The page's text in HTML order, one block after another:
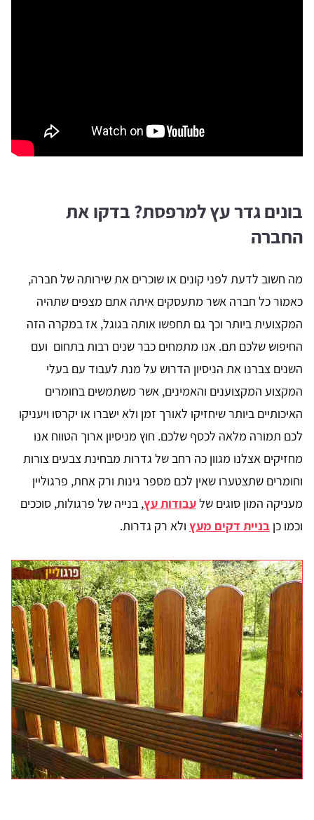
בונים גדר עץ למרפסת? בדקו את
החברה
מה חשוב לדעת לפני קונים או שוכרים את שירותה של חברה,
כאמור כל חברה אשר מתעסקים איתה אתם מצפים שתהיה
המקצועית ביותר וכך גם תחפשו אותה בגוגל, אז במקרה הזה
החיפוש שלכם תם. אנו מתמחים כבר שנים רבות בתחום ועם
השנים צברנו את הניסיון הדרוש על מנת לעבוד עם בעלי
המקצוע המקצוענים והאמינים, אשר משתמשים בחומרים
האיכותיים ביותר שיחזיקו לאורך זמן ולא ישברו או יקרסו ויעניקו
לכם תמורה מלאה לכסף שלכם. חוץ מניסיון ארוך הטווח אנו
מחזיקים אצלנו מגוון כה רחב של גדרות מבחינת צבעים צורות
וחומרים שתצטערו שאין לכם מספר גינות ורק אחת, פרגוליין
מעניקה המון סוגים שלעבודות עץ, בנייה של פרגולות, סוככים
וכמו כן בניית דקים מעץ ולא רק גדרות.